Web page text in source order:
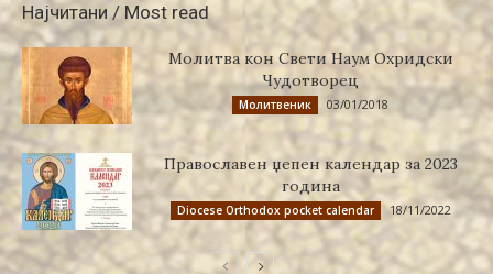
Најчитани / Most read
Молитва кон Свети Наум Охридски
Чудотворец
Молитвеник 03/01/2018
Православен џепен календар за 2023
година
Diocese Orthodox pocket calendar 18/11/2022